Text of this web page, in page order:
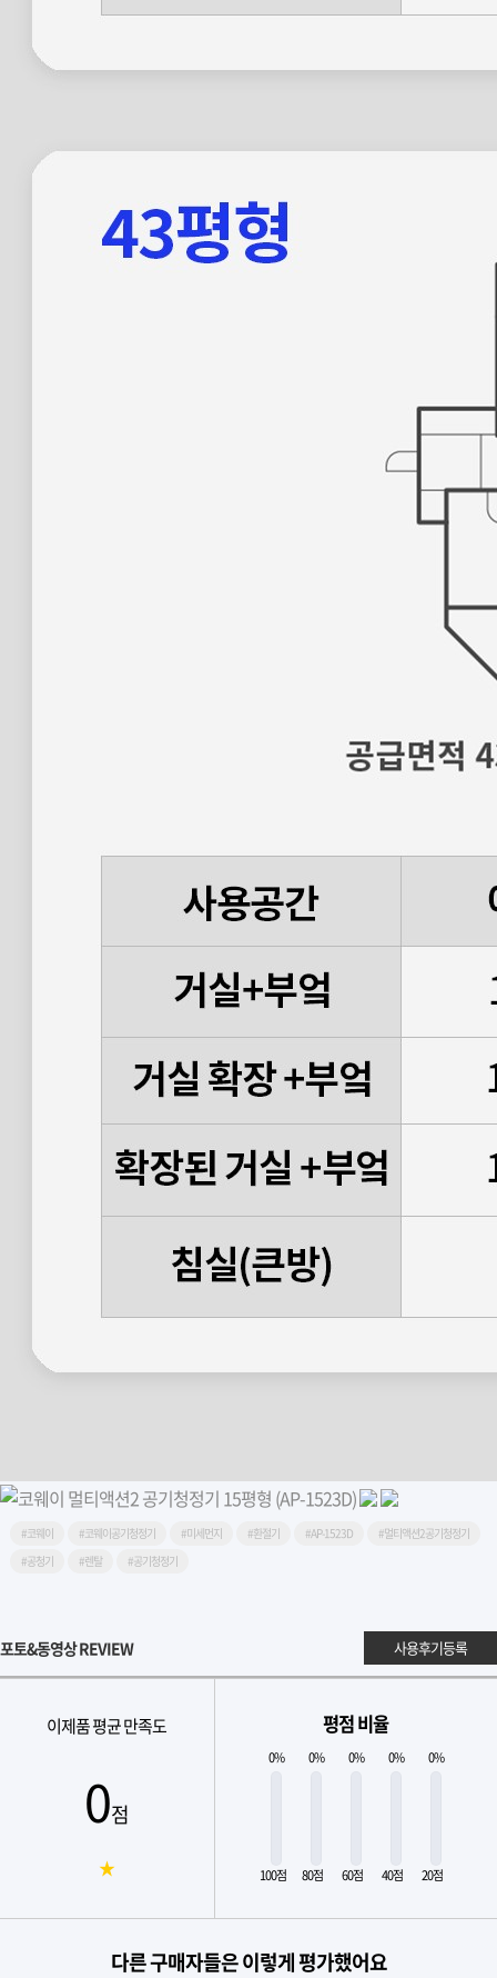
#코웨이 #코웨이공기청정기 #미세먼지 #환절기 #AP-1523D
#멀티액션2공기청정기
#공청기
#렌탈 #공기청정기
포토&동영상 REVIEW 사용후기등록
이제품 평균 만족도
0점
★
평점 비율
0%
100점
0%
80점
0%
60점
0%
40점
0%
20점
다른 구매자들은 이렇게 평가했어요